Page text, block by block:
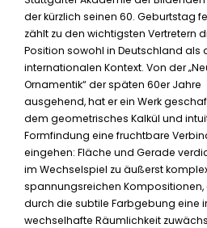
der kürzlich seinen 60. Geburtstag
zählt zu den wichtigsten Vertretern
Position sowohl in Deutschland als
internationalen Kontext. Von der
Ornamentik“ der späten 60er Jahre
ausgehend, hat er ein Werk
dem geometrisches Kalkül und
Formfindung eine fruchtbare
eingehen: Fläche und Gerade
im Wechselspiel zu äußerst
spannungsreichen Kompositionen,
durch die subtile Farbgebung eine
wechselhafte Räumlichkeit